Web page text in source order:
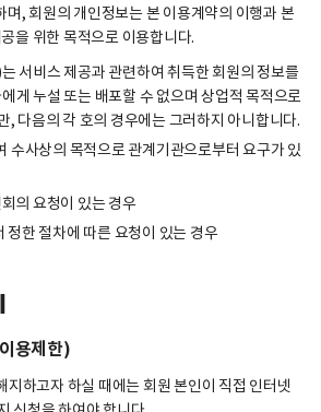
며, 회원의 개인정보는 본 이용계약의 이행과 본
을 위한 목적으로 이용합니다.
서비스 제공과 관련하여 취득한 회원의 정보를
게 누설 또는 배포할 수 없으며 상업적 목적으로
, 다음의 각 호의 경우에는 그러하지 아니합니다.
수사상의 목적으로 관계기관으로부터 요구가 있
의 요청이 있는 경우
정한 절차에 따른 요청이 있는 경우
용제한)
하고자 하실 때에는 회원 본인이 직접 인터넷